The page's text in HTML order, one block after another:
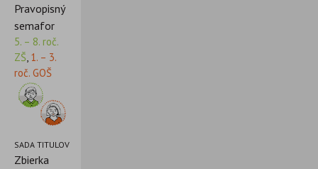
Pravopisný
semafor
5. – 8. roč.
ZŠ,1. – 3.
roč. GOŠ
SADA TITULOV
Zbierka